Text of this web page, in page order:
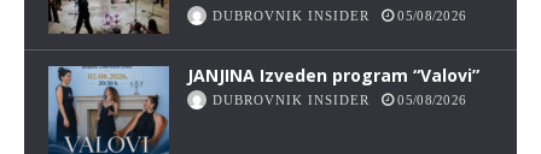
DUBROVNIK INSIDER 05/08/2026
JANJINA Izveden program “Valovi”
DUBROVNIK INSIDER 05/08/2026